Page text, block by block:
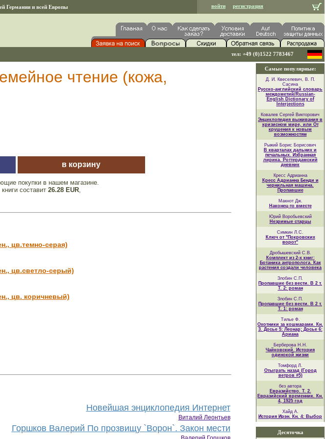
Германии и всей Европы войти регистрация
тел: +49 (0)1522 7783467
чтение (кожа,
в корзину
покупки в нашем магазине.
составит 26.28 EUR,
цв.темно-серая)
цв.светло-серый)
цв. коричневый)
Новейшая энциклопедия Интернет
Виталий Леонтьев
Горшков Валерий По прозвищу `Ворон`. Закон мести
Самые популярные:
Д. И. Квеселевич, В. П.
Сасина
Русско-английский словарь
междометий/Russian-
English Dictionary of
Interjections
Ковалев Сергей Викторович
Энциклопедия выживания в
кризисном мире, или От
крушения к новым
возможностям
Рыжий Борис Борисович
В кварталах дальних и
печальных. Избранная
лирика. Роттердамский
дневник
Кресс Адрианна
Кресс Адрианна Бенди и
чернильная машина.
Пропавшие
Макнот Дж.
Наконец-то вместе
Юрий Воробьевский
Незримые старцы
Симкин Л.С.
Ключ от "Покровских
ворот"
Дробышевский С.В.
Комплект из 2-х книг:
Ботаника антрополога. Как
растения создали человека
Злобин С.П.
Пропавшие без вести. В 2 т.
Т. 2: роман
Злобин С.П.
Пропавшие без вести. В 2 т.
Т. 1: роман
Тилье Ф.
Охотники за кошмарами. Кн.
3. Досье 5: Леонар; Досье 6:
Ариана
Берберова Н.Н.
Чайковский. История
одинокой жизни
Томфорд Л.
Отыграть назад (Город
ветров #5)
без автора
Евразийство. Т. 2.
Евразийский временник. Кн.
4, 1925 год
Хайд А.
История Ирэн. Кн. 4: Выбор
Десяточка